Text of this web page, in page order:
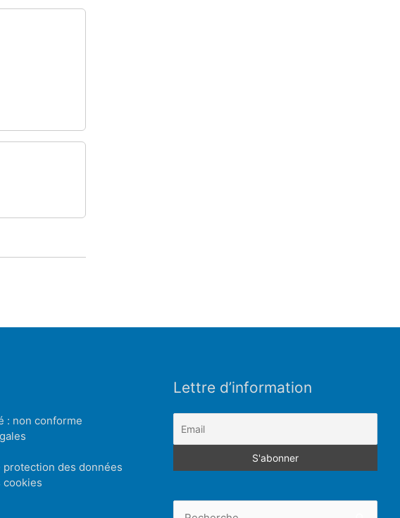
: non conforme
protection des données
cookies
Lettre d’information